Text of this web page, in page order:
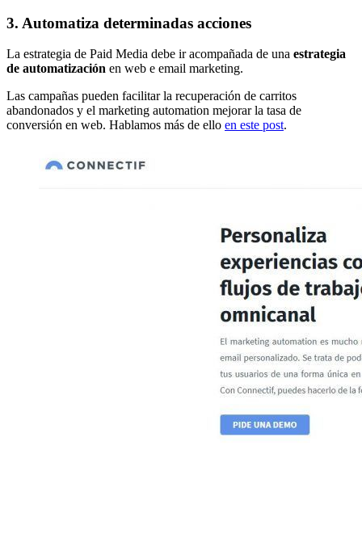
3. Automatiza determinadas acciones
La estrategia de Paid Media debe ir acompañada de una estrategia
de automatización en web e email marketing.
Las campañas pueden facilitar la recuperación de carritos
abandonados y el marketing automation mejorar la tasa de
conversión en web. Hablamos más de ello en este post.